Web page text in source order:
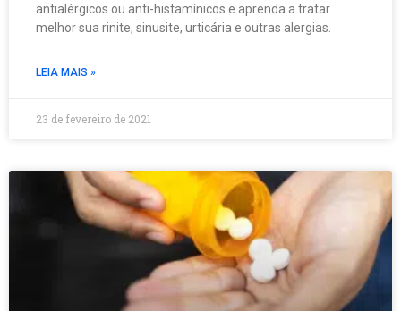
antialérgicos ou anti-histamínicos e aprenda a tratar
melhor sua rinite, sinusite, urticária e outras alergias.
LEIA MAIS »
23 de fevereiro de 2021